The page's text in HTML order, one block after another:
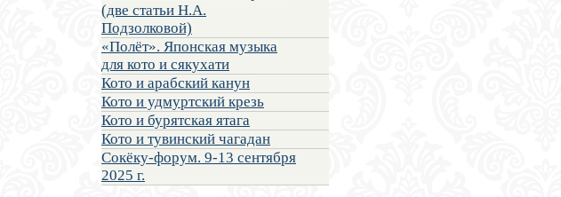
(две статьи Н.А.
Подзолковой)
«Полёт». Японская музыка
для кото и сякухати
Кото и арабский канун
Кото и удмуртский крезь
Кото и бурятская ятага
Кото и тувинский чагадан
Сокёку-форум. 9-13 сентября
2025 г.